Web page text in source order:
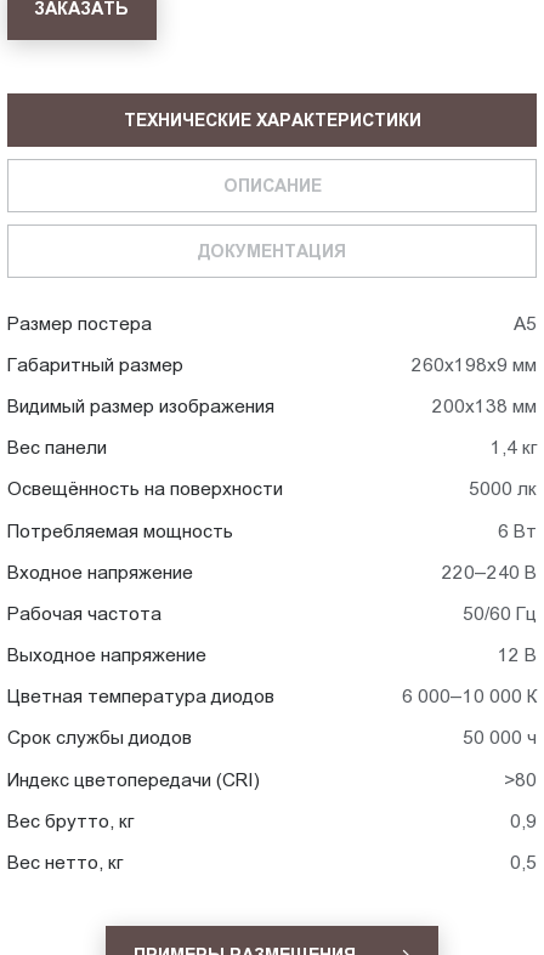
ЗАКАЗАТЬ
ТЕХНИЧЕСКИЕ ХАРАКТЕРИСТИКИ
ОПИСАНИЕ
ДОКУМЕНТАЦИЯ
Размер постера A5
Габаритный размер 260x198x9 мм
Видимый размер изображения 200x138 мм
Вес панели 1,4 кг
Освещённость на поверхности 5000 лк
Потребляемая мощность 6 Вт
Входное напряжение 220–240 В
Рабочая частота 50/60 Гц
Выходное напряжение 12 В
Цветная температура диодов 6 000–10 000 К
Срок службы диодов 50 000 ч
Индекс цветопередачи (CRI) >80
Вес брутто, кг 0,9
Вес нетто, кг 0,5